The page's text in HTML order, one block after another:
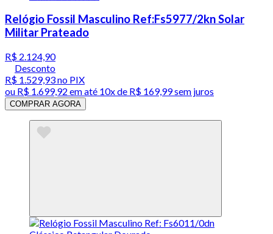
Relógio Fossil Masculino Ref:Fs5977/2kn Solar
Militar Prateado
R$ 2.124,90
Desconto
R$ 1.529,93no PIX
ou R$ 1.699,92 em até 10x de R$ 169,99 sem juros
COMPRAR AGORA